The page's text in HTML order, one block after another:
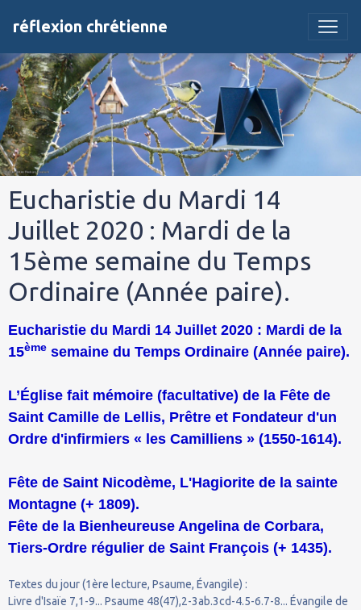
réflexion chrétienne
Eucharistie du Mardi 14
Juillet 2020 : Mardi de la
15ème semaine du Temps
Ordinaire (Année paire).
Eucharistie du Mardi 14 Juillet 2020 : Mardi de la
15ème semaine du Temps Ordinaire (Année paire).
L’Église fait mémoire (facultative) de la Fête de
Saint Camille de Lellis, Prêtre et Fondateur d'un
Ordre d'infirmiers « les Camilliens » (1550-1614).
Fête de Saint Nicodème, L'Hagiorite de la sainte
Montagne (+ 1809).
Fête de la Bienheureuse Angelina de Corbara,
Tiers-Ordre régulier de Saint François (+ 1435).
Textes du jour (1ère lecture, Psaume, Évangile) :
Livre d'Isaïe 7,1-9... Psaume 48(47),2-3ab.3cd-4.5-6.7-8... Évangile de